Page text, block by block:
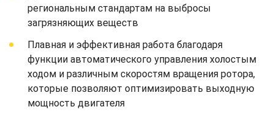
региональным стандартам на выбросы
загрязняющих веществ
Плавная и эффективная работа благодаря
функции автоматического управления холостым
ходом и различным скоростям вращения ротора,
которые позволяют оптимизировать выходную
мощность двигателя